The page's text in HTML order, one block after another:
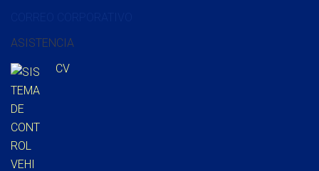
ASISTENCIA
CV